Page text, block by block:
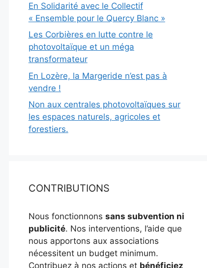
En Solidarité avec le Collectif
« Ensemble pour le Quercy Blanc »
Les Corbières en lutte contre le
photovoltaïque et un méga
transformateur
En Lozère, la Margeride n’est pas à
vendre !
Non aux centrales photovoltaïques sur
les espaces naturels, agricoles et
forestiers.
CONTRIBUTIONS
Nous fonctionnons sans subvention ni
publicité. Nos interventions, l’aide que
nous apportons aux associations
nécessitent un budget minimum.
Contribuez à nos actions et bénéficiez